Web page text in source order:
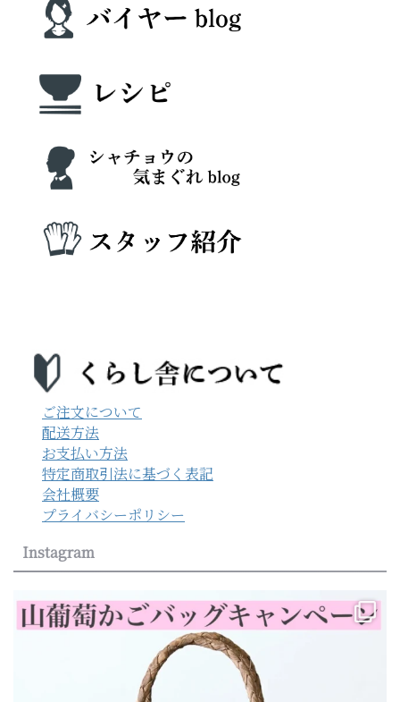
ご注文について
配送方法
お支払い方法
特定商取引法に基づく表記
会社概要
プライバシーポリシー
Instagram